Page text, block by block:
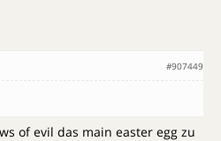
#907449
of evil das main easter egg zu